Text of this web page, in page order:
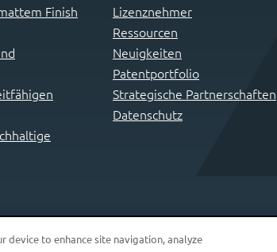
Finish
Lizenznehmer
Ressourcen
Neuigkeiten
Patentportfolio
Strategische Partnerschaften
Datenschutz
device to enhance site navigation, analyze